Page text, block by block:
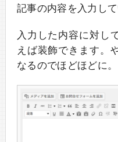
記事の内容を入力して
入力した内容に対し
えば装飾できます。
なるのでほどほどに。